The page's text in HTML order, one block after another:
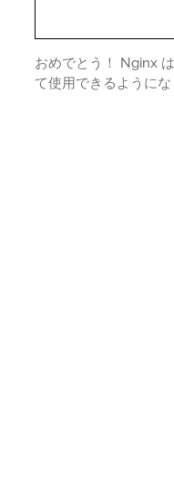
おめでとう！ Nginx
て使用できるようにな